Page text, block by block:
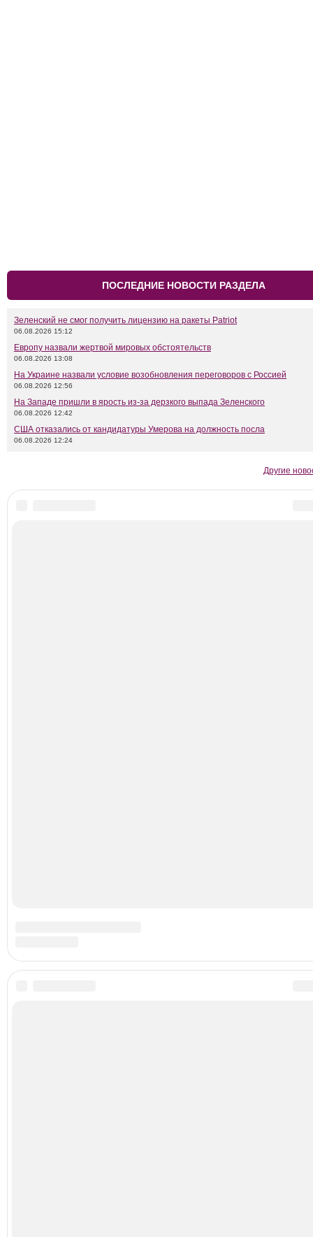
ПОСЛЕДНИЕ НОВОСТИ РАЗДЕЛА
Зеленский не смог получить лицензию на ракеты Patriot
06.08.2026 15:12
Европу назвали жертвой мировых обстоятельств
06.08.2026 13:08
На Украине назвали условие возобновления переговоров с Россией
06.08.2026 12:56
На Западе пришли в ярость из-за дерзкого выпада Зеленского
06.08.2026 12:42
США отказались от кандидатуры Умерова на должность посла
06.08.2026 12:24
Другие